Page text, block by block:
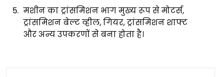
मशीन का ट्रांसमिशन भाग मुख्य रूप से मोटर्स,
ट्रांसमिशन बेल्ट व्हील, गियर, ट्रांसमिशन शाफ्ट
और अन्य उपकरणों से बना होता है।